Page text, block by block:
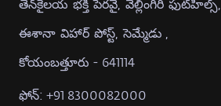
తెన్‍కైలయ భక్తి పేరవై, వెల్లింగిరి ఫుట్‍హిల్స్,
ఈశానా విహార్ పోస్ట్, సెమ్మేడు ,
కోయంబత్తూరు - 641114
ఫోన్: +91 8300082000